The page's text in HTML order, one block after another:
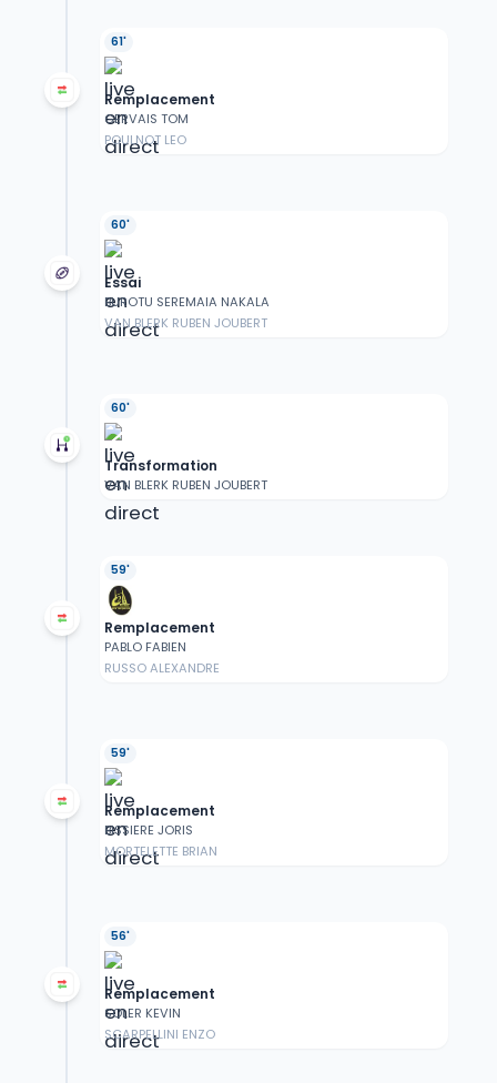
61'
Remplacement
GERVAIS TOM
POULNOT LEO
60'
Essai
BUROTU SEREMAIA NAKALA
VAN BLERK RUBEN JOUBERT
60'
Transformation
VAN BLERK RUBEN JOUBERT
59'
Remplacement
PABLO FABIEN
RUSSO ALEXANDRE
59'
Remplacement
BISSIERE JORIS
MORTELETTE BRIAN
56'
Remplacement
SOLER KEVIN
SCARPELLINI ENZO